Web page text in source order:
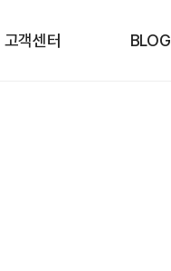
고객센터 BLOG